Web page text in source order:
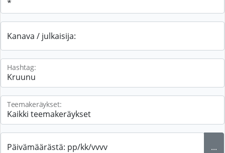
Kanava / julkaisija:
Hashtag:
Teemakeräykset:
Päivämäärästä: pp/kk/vvvv ...